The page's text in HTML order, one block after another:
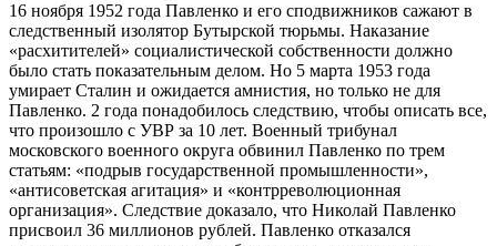
16 ноября 1952 года Павленко и его сподвижников сажают в
следственный изолятор Бутырской тюрьмы. Наказание
«расхитителей» социалистической собственности должно
было стать показательным делом. Но 5 марта 1953 года
умирает Сталин и ожидается амнистия, но только не для
Павленко. 2 года понадобилось следствию, чтобы описать все,
что произошло с УВР за 10 лет. Военный трибунал
московского военного округа обвинил Павленко по трем
статьям: «подрыв государственной промышленности»,
«антисоветская агитация» и «контрреволюционная
организация». Следствие доказало, что Николай Павленко
присвоил 36 миллионов рублей. Павленко отказался